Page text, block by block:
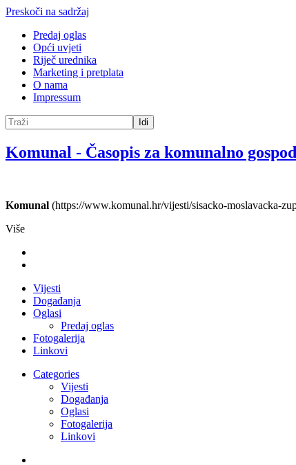
Preskoči na sadržaj
Predaj oglas
Opći uvjeti
Riječ urednika
Marketing i pretplata
O nama
Impressum
Idi
Komunal - Časopis za komunalno
Komunal (https://www.komunal.hr/vijesti/sisacko-moslavacka-
Više
Vijesti
Događanja
Oglasi
Predaj oglas
Fotogalerija
Linkovi
Categories
Vijesti
Događanja
Oglasi
Fotogalerija
Linkovi